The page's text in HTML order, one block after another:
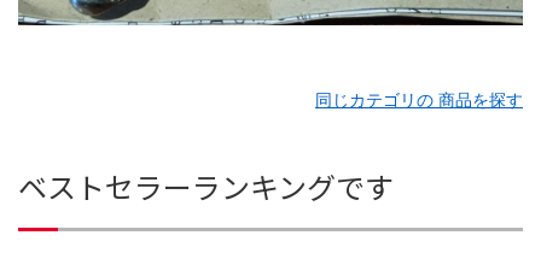
同じカテゴリの 商品を探す
ベストセラーランキングです